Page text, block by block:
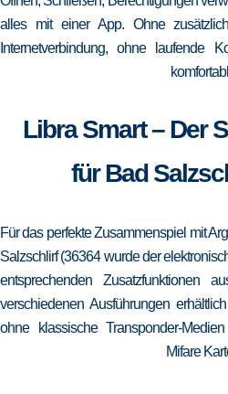
alles mit einer App. Ohne
Internetverbindung, ohne laufende
Libra Smart – Der
für Bad
Für das perfekte Zusammenspiel mit
Salzschlirf (36364 wurde der
entsprechenden Zusatzfunktionen
verschiedenen Ausführungen
ohne klassische Transponder-
Mifare